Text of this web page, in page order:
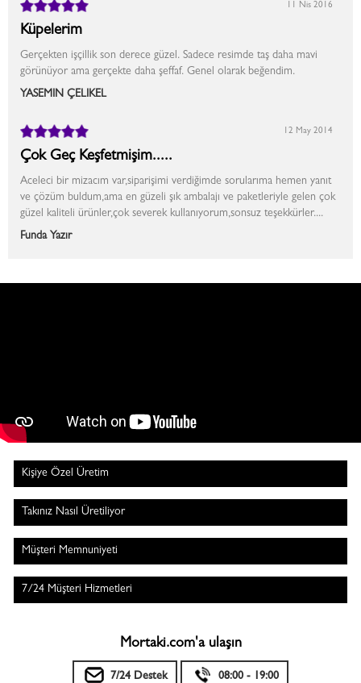
Küpelerim
Gerçekten işçillik son derece güzel. Sadece resimde taş daha mavi
görünüyor ama gerçekte daha şeffaf. Genel olarak beğendim.
YASEMİN ÇELİKEL
11 Nis 2016
Çok Geç Keşfetmişim.....
Aceleci bir mizacım var,siparişimi verdiğimde sorularıma hemen yanıt
ve çözüm buldum,ama en güzeli şık ambalajı ve paketleriyle gelen çok
güzel kaliteli ürünler,çok severek kullanıyorum,sonsuz teşekkürler....
Funda Yazır
12 May 2014
Kişiye Özel Üretim
Takınız Nasıl Üretiliyor
Müşteri Memnuniyeti
7/24 Müşteri Hizmetleri
Mortaki.com'a ulaşın
7/24 Destek 08:00 - 19:00